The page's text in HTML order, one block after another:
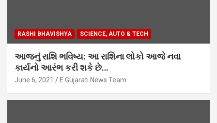
RASHI BHAVISHYA SCIENCE, AUTO & TECH
આજનું રાશિ ભવિષ્ય: આ રાશિના લોકો આજે નવા
કાર્યનો આરંભ કરી શકે છે…
June 6, 2021 E Gujarati News Team